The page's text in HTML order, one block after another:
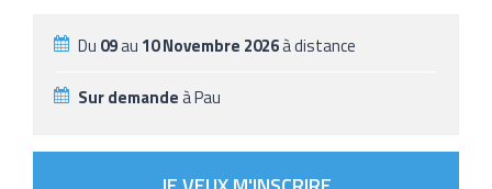
Du 09au 10 Novembre 2026à distance
Sur demandeà Pau